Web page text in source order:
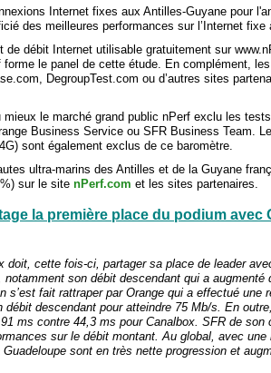
Internet fixes aux Antilles-Guyane pour
des meilleures performances sur l’Internet fixe
débit Internet utilisable gratuitement sur
forme le panel de cette étude. En complément,
DegroupTest.com ou d’autres sites
le marché grand public nPerf exclu les
Business Service ou SFR Business Team.
sont également exclus de ce baromètre.
ultra-marins des Antilles et de la Guyane
sur le site nPerf.com et les sites partenaires.
la première place du podium avec
doit, cette fois-ci, partager sa place de leader
son débit descendant qui a augmenté
s’est fait rattraper par Orange qui a effectué une
descendant pour atteindre 75 Mb/s. En
ms contre 44,3 ms pour Canalbox. SFR de son
sur le débit montant. Au global, avec
sont en très nette progression et